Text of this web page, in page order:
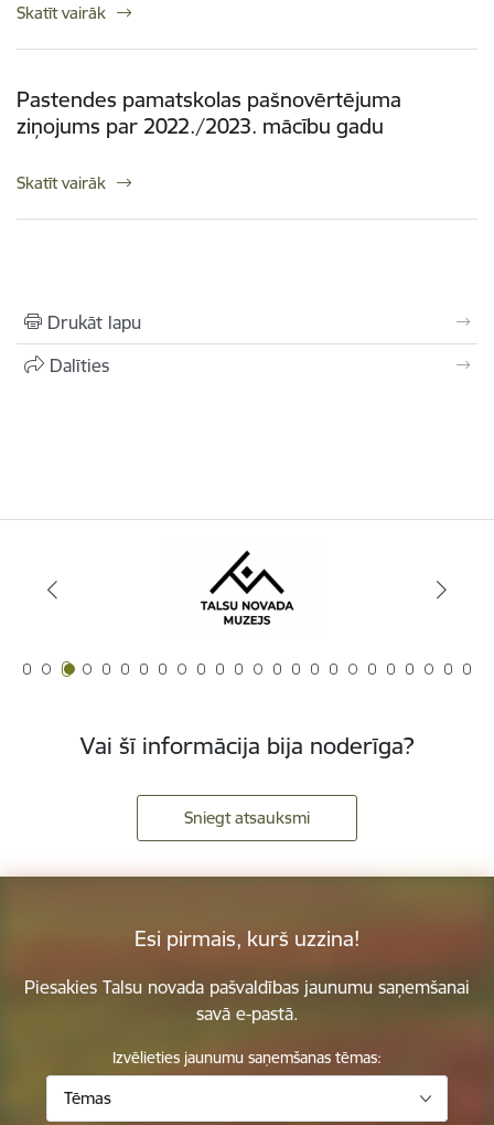
Skatīt vairāk
Pastendes pamatskolas pašnovērtējuma
ziņojums par 2022./2023. mācību gadu
Skatīt vairāk
Drukāt lapu
Dalīties
Vai šī informācija bija noderīga?
Sniegt atsauksmi
Esi pirmais, kurš uzzina!
Piesakies Talsu novada pašvaldības jaunumu saņemšanai
savā e-pastā.
Izvēlieties jaunumu saņemšanas tēmas:
Tēmas